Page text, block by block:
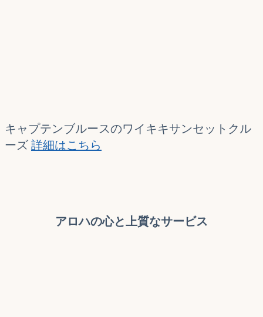
キャプテンブルースのワイキキサンセットクル
ーズ 詳細はこちら
アロハの心と上質なサービス